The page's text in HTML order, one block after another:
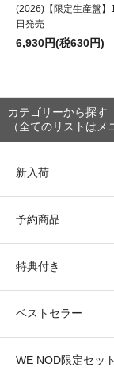
(2026)【限定生産盤】
日発売
6,930円(税630円)
カテゴリーから探す
（全てのリストはメ
新入荷
予約商品
特典付き
ベストセラー
WE NOD限定セッ